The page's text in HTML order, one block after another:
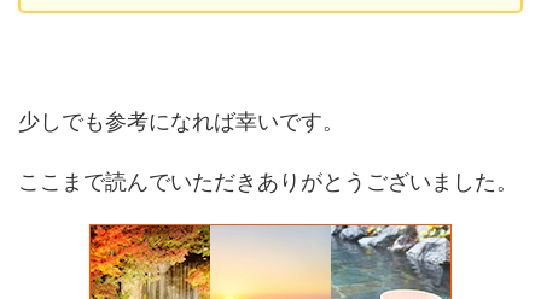
少しでも参考になれば幸いです。
ここまで読んでいただきありがとうございました。